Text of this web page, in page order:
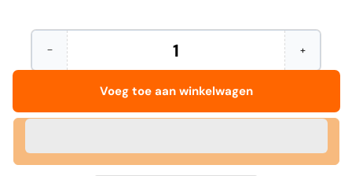
−Aantal
verminderen
-
l6012-
20
Hoeveelheid +Verhoog
het
Zweckform
avery
l6012-
Voeg toe aan winkelwagen